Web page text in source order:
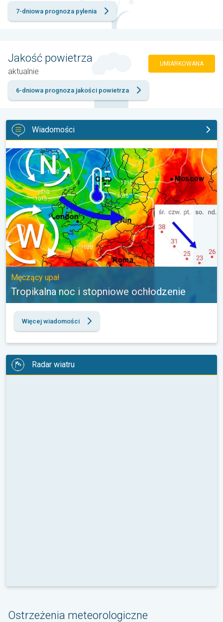
7-dniowa prognoza pylenia
Jakość powietrza
aktualnie
UMIARKOWANA
6-dniowa prognoza jakości powietrza
Wiadomości
Tropikalna noc i stopniowe ochłodzenie. Męczący upał. . .
Męczący upał
Tropikalna noc i stopniowe ochłodzenie
Więcej wiadomości
Radar wiatru
Ostrzeżenia meteorologiczne